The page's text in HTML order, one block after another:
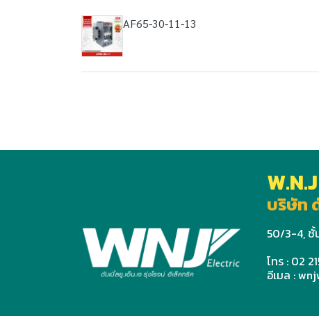
AF65-30-11-13
บริษัท
50/3-4, ชั้
โทร : 02
อีเมล :